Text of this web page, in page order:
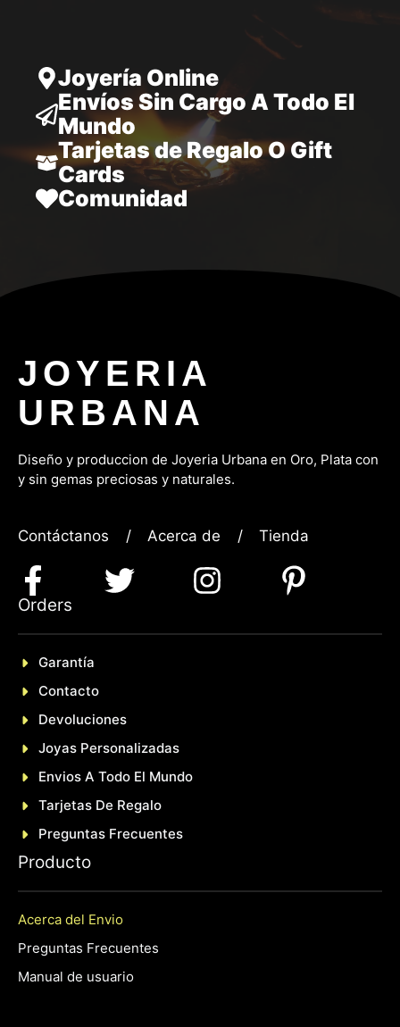
Joyería Online
Envíos Sin Cargo A Todo El
Mundo
Tarjetas de Regalo O Gift
Cards
Comunidad
JOYERIA
URBANA
Diseño y produccion de Joyeria Urbana en Oro, Plata con
y sin gemas preciosas y naturales.
Contáctanos / Acerca de / Tienda
Orders
Garantía
Contacto
Devoluciones
Joyas Personalizadas
EnVios A Todo El Mundo
Tarjetas De Regalo
Preguntas Frecuentes
Producto
Acerca del Envio
Preguntas Frecuentes
Manual de usuario